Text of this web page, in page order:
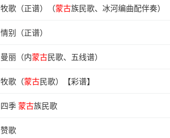
牧歌（正谱）（蒙古族民歌、冰河编曲配伴奏）
情别（正谱）
曼丽（内蒙古民歌、五线谱）
牧歌（蒙古民歌）【彩谱】
四季 蒙古族民歌
赞歌